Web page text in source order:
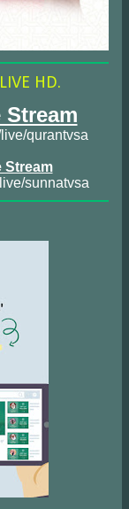
HD.
Stream
qurantvsa
Stream
sunnatvsa